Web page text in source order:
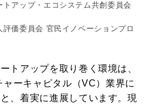
アップ・エコシステム共創委員会
価委員会 官民イノベーションプロ
トアップを取り巻く環境は、
ーキャピタル（VC）業界に
、着実に進展しています。現